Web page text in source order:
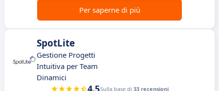
Per saperne di più
SpotLite
Gestione Progetti
Intuitiva per Team
Dinamici
4.5Sulla base di 33 recensioni